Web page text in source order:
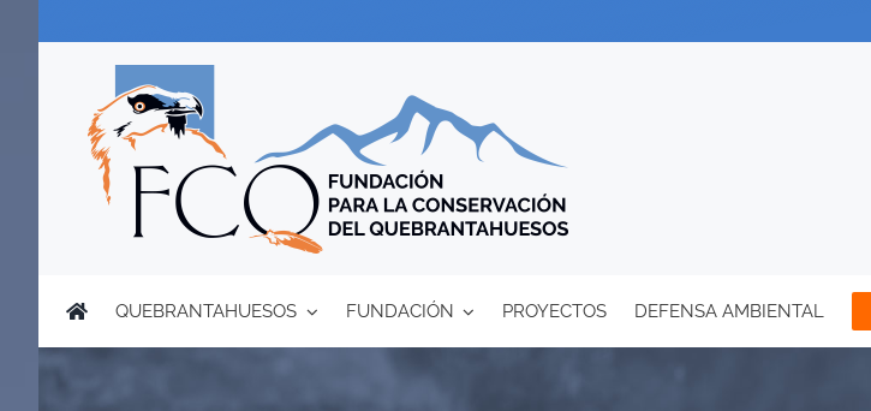
QUEBRANTAHUESOS FUNDACIÓN PROYECTOS DEFENSA AMBIENTAL